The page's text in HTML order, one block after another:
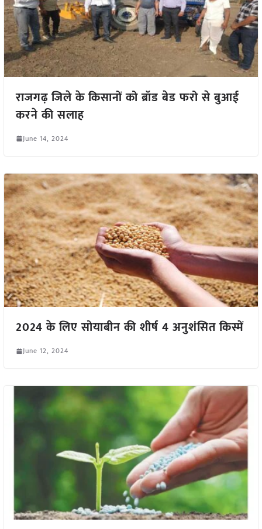
राजगढ़ जिले के किसानों को ब्रॉड बेड फरो से बुआई
करने की सलाह
June 14, 2024
2024 के लिए सोयाबीन की शीर्ष 4 अनुशंसित किस्में
June 12, 2024